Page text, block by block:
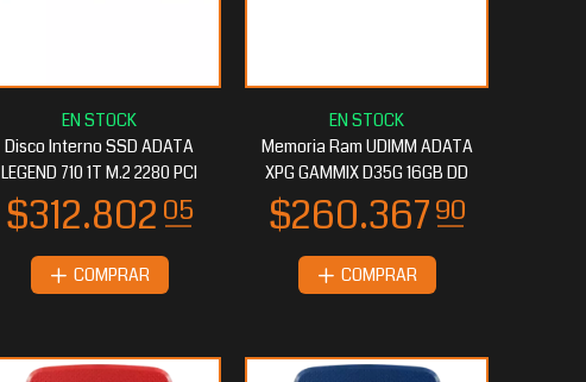
Disco Interno SSD ADATA
LEGEND 710 1T M.2 2280 PCI
COMPRAR
Memoria Ram UDIMM ADATA
XPG GAMMIX D35G 16GB DD
COMPRAR